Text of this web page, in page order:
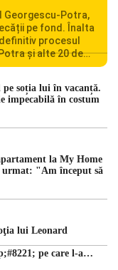
Georgescu-Potra,
pe fond. Înalta
procesul
și alte 20 de
împotriva
soția lui în vacanță.
impecabilă în costum
la My Home
urmat: "Am început să
lui Leonard
pe care l-a